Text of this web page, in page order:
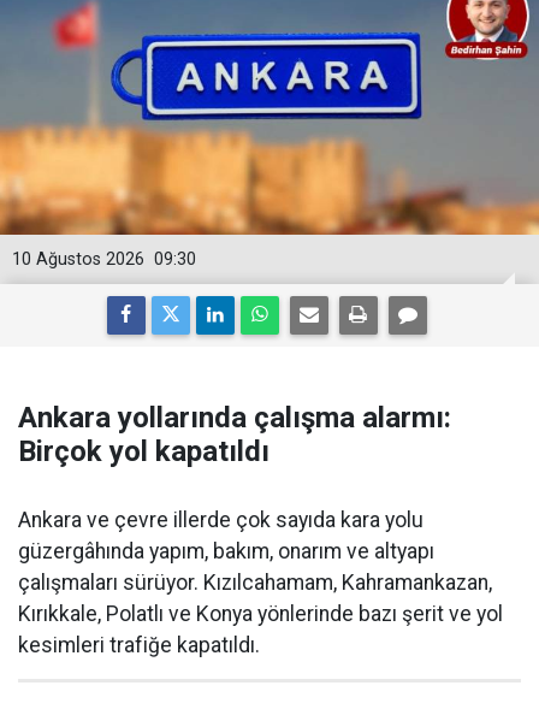
09:30
10 Ağustos 2026
Ankara yollarında çalışma alarmı:
Birçok yol kapatıldı
Ankara ve çevre illerde çok sayıda kara yolu
güzergâhında yapım, bakım, onarım ve altyapı
çalışmaları sürüyor. Kızılcahamam, Kahramankazan,
Kırıkkale, Polatlı ve Konya yönlerinde bazı şerit ve yol
kesimleri trafiğe kapatıldı.